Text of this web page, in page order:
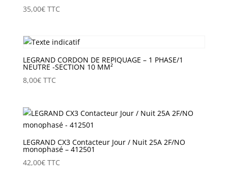
35,00€ TTC
LEGRAND CORDON DE REPIQUAGE – 1 PHASE/1
NEUTRE -SECTION 10 MM²
8,00€ TTC
LEGRAND CX3 Contacteur Jour / Nuit 25A 2F/NO
monophasé – 412501
42,00€ TTC